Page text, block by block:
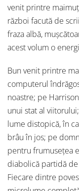
venit printre
război facută de
fraza albă,
acest volum o
Bun venit printre
computerul
noastre; pe
unui stat al
lume distopică, în
brâu în jos; pe
pentru frumusețea
diabolică partidă
Fiecare dintre